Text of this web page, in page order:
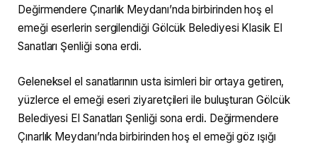
Değirmendere Çınarlık Meydanı’nda birbirinden hoş el
emeği eserlerin sergilendiği Gölcük Belediyesi Klasik El
Sanatları Şenliği sona erdi.
Geleneksel el sanatlarının usta isimleri bir ortaya getiren,
yüzlerce el emeği eseri ziyaretçileri ile buluşturan Gölcük
Belediyesi El Sanatları Şenliği sona erdi. Değirmendere
Çınarlık Meydanı’nda birbirinden hoş el emeği göz ışığı